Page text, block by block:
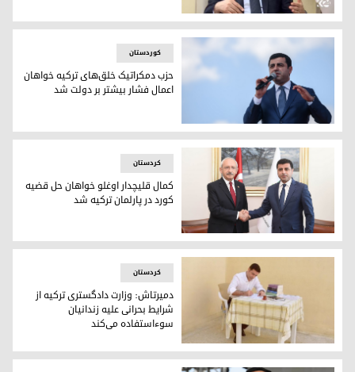
صلاح‌الدین دمیرتاش، عضو سابق رهبری مشترک حزب
صلاح الدین دمیرتاش از رهبران سابق حزب دمکراتیک خلق‌های
کوردستان
حزب دمکراتیک خلق‌های ترکیه خواهان
اعمال فشار بیشتر بر دولت شد
قلیچدار اوغلو وعدە داد، صلاح الدین دمیرتاش و عثمان
کردستان
کمال قلیچدار اوغلو خواهان حل قضیە
کورد در پارلمان ترکیە شد
اعتراض صلاح‌الدین دمیرتاش به وزارت دادگستری ترکیه
کردستان
دمیرتاش: وزارت دادگستری ترکیه از
شرایط بحرانی علیه زندانیان
سوء‌استفاده می‌کند